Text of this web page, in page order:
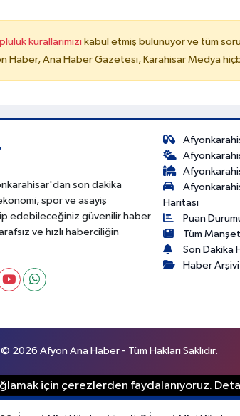
kurallarımızı kabul etmiş bulunuyor ve tüm
Haber, Ana Haber Gazetesi, Karahisar Medya
son dakika
spor ve asayiş
edebileceğiniz güvenilir haber
ve hızlı haberciliğin
Haritası
Puan
Tüm
Son Dakika
Haber Arşivi
2026 Afyon Ana Haber - Tüm Hakları Saklıdır.
için çerezlerden faydalanıyoruz.